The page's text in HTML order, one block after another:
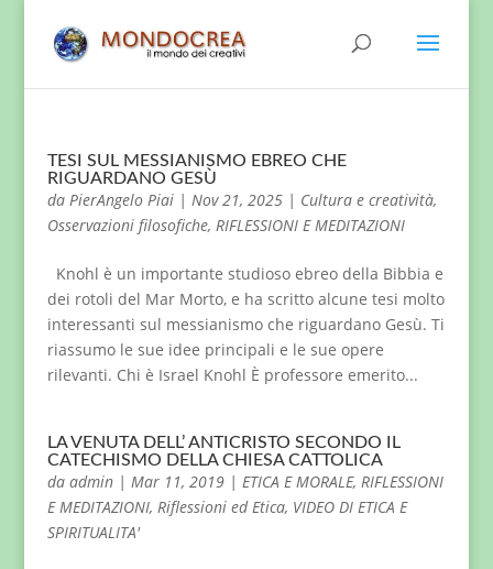
TESI SUL MESSIANISMO EBREO CHE
RIGUARDANO GESÙ
da PierAngelo Piai| Nov 21, 2025| Cultura e creatività,
Osservazioni filosofiche, RIFLESSIONI E MEDITAZIONI
Knohl è un importante studioso ebreo della Bibbia e
dei rotoli del Mar Morto, e ha scritto alcune tesi molto
interessanti sul messianismo che riguardano Gesù. Ti
riassumo le sue idee principali e le sue opere
rilevanti. Chi è Israel Knohl È professore emerito...
LA VENUTA DELL’ ANTICRISTO SECONDO IL
CATECHISMO DELLA CHIESA CATTOLICA
da admin| Mar 11, 2019| ETICA E MORALE, RIFLESSIONI
E MEDITAZIONI, Riflessioni ed Etica, VIDEO DI ETICA E
SPIRITUALITA'